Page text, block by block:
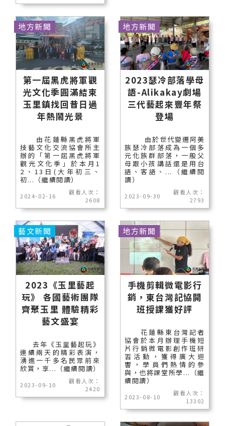
第一屆黑虎將軍觀
光文化季圓滿結束
玉里鎮找回昔日過
年熱鬧光景
由花蓮縣黑虎將軍
技藝文化交流協會所主
辦的「第一屆黑虎將軍
觀光文化季」於本月1
2、13日(大年初三、
初...（繼續閱讀）
2024-02-16
觀看人次：
2608
地方新聞
2023瑟冷部落學母
語-Alikakay劇場
三代藝起來豐年祭
登場
由於世代變遷阿美
族瑟冷部落成為一個多
元化族群部落，一般父
母跟小孩講話還是用台
語、客語、...（繼續閱
讀）
2023-09-30
觀看人次：
2793
地方新聞
2023《玉里藝起
玩》 各國藝術團隊
齊聚玉里 體驗精彩
藝文盛宴
去年《玉里藝起玩》
連續兩天的精彩表演，
湧進一千多名民眾前來
欣賞，享...（繼續閱讀）
2023-09-10
觀看人次：
2420
藝文新聞
手機剪輯微電影行
銷，東台灣記協開
班授課獲好評
花蓮縣東台灣記者
協會於本月辦理手機短
片行銷微電影創作班研
習活動，獲得廣大迴
響，學員們熱情的參
與，也將課堂所學...（繼
續閱讀）
2023-08-10
觀看人次：
13302
地方新聞